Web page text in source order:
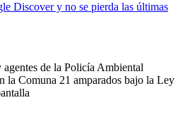
Discover y no se pierda las últimas
de la Policía Ambiental
la Comuna 21 amparados bajo la Ley